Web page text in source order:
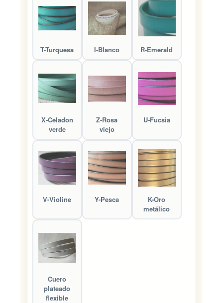
T-Turquesa I-Blanco R-Emerald
X-Celadon
verde
Z-Rosa
viejo
U-Fucsia
V-Violine Y-Pesca
K-Oro
metálico
Cuero
plateado
flexible